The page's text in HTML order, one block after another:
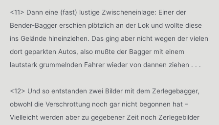
<11> Dann eine (fast) lustige Zwischeneinlage: Einer der
Bender-Bagger erschien plötzlich an der Lok und wollte diese
ins Gelände hineinziehen. Das ging aber nicht wegen der vielen
dort geparkten Autos, also mußte der Bagger mit einem
lautstark grummelnden Fahrer wieder von dannen ziehen . . .
<12> Und so entstanden zwei Bilder mit dem Zerlegebagger,
obwohl die Verschrottung noch gar nicht begonnen hat –
Vielleicht werden aber zu gegebener Zeit noch Zerlegebilder